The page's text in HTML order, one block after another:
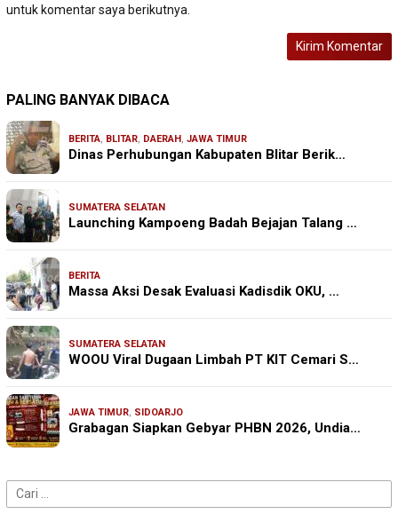
untuk komentar saya berikutnya.
PALING BANYAK DIBACA
BERITA, BLITAR, DAERAH , JAWA TIMUR
Dinas Perhubungan Kabupaten Blitar Berik…
SUMATERA SELATAN
Launching Kampoeng Badah Bejajan Talang …
BERITA
Massa Aksi Desak Evaluasi Kadisdik OKU, …
SUMATERA SELATAN
WOOU Viral Dugaan Limbah PT KIT Cemari S…
JAWA TIMUR, SIDOARJO
Grabagan Siapkan Gebyar PHBN 2026, Undia…
Cari
untuk: